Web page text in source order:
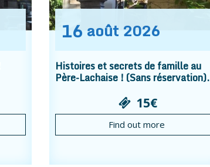
16 août 2026
Histoires et secrets de famille au
Père-Lachaise ! (Sans réservation).
15€
Find out more